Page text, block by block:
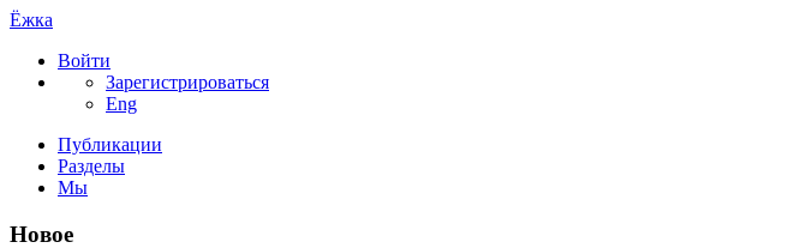
Ёжка
Войти
Зарегистрироваться
Eng
Публикации
Разделы
Мы
Новое